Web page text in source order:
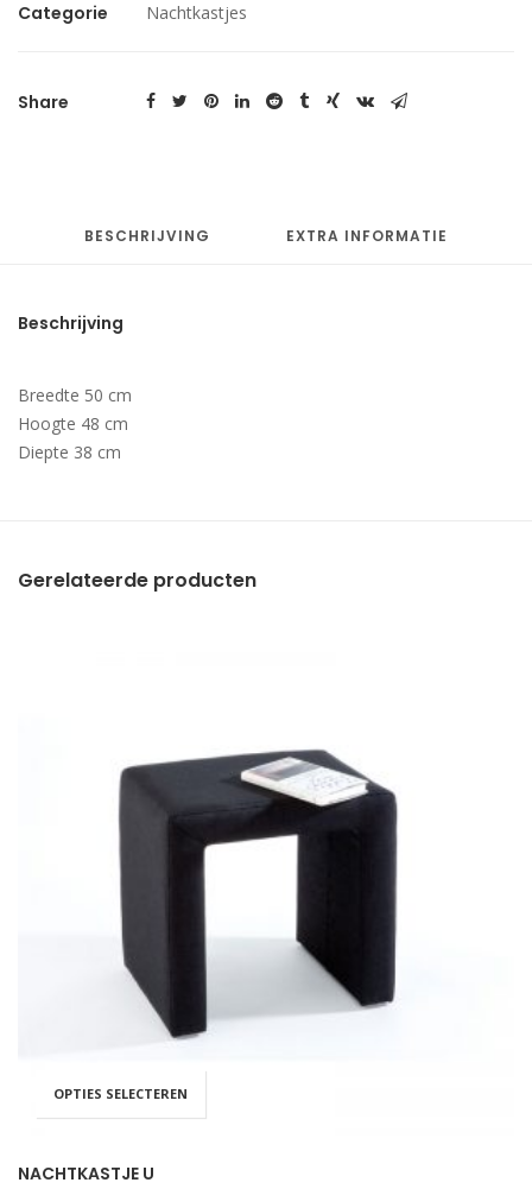
Categorie Nachtkastjes
Share
BESCHRIJVING EXTRA INFORMATIE
Beschrijving
Breedte 50 cm
Hoogte 48 cm
Diepte 38 cm
Gerelateerde producten
OPTIES SELECTEREN
NACHTKASTJE U